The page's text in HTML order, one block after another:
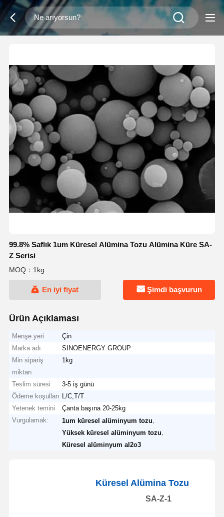
99.8% Saflık 1um Küresel Alümina Tozu Alümina Küre SA-
Z Serisi
MOQ：1kg
En iyi fiyat Şimdi başvurun
Ürün Açıklaması
Menşe yeri
Çin
Marka adı
SINOENERGY GROUP
Min sipariş
miktarı
1kg
Teslim süresi
3-5 iş günü
Ödeme koşulları
L/C,T/T
Yetenek temini
Çanta başına 20-25kg
Vurgulamak:
1um küresel alüminyum tozu
Yüksek küresel alüminyum tozu
Küresel alüminyum al2o3
Küresel Alümina Tozu
SA-Z-1